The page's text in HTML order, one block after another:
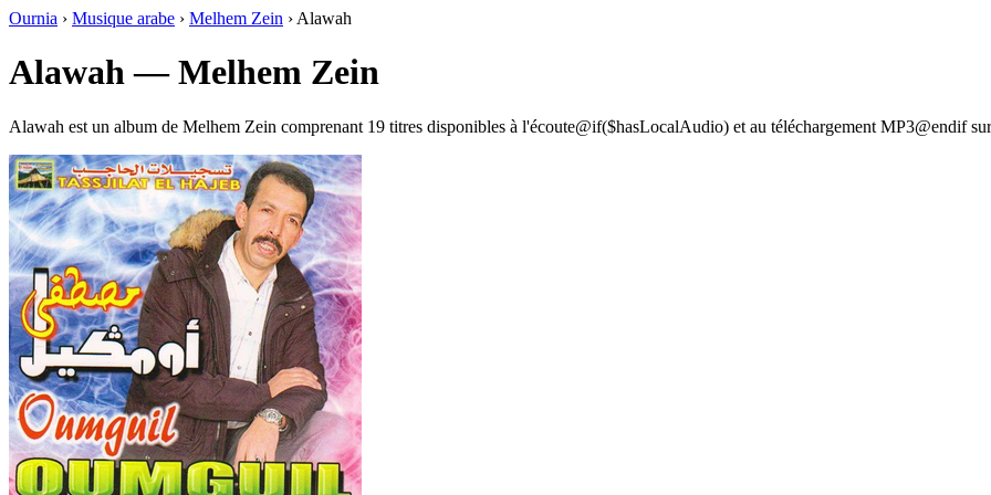
Ournia › Musique arabe › Melhem Zein › Alawah
Alawah — Melhem Zein
Alawah est un album de Melhem Zein comprenant 19 titres disponibles à l'écoute@if($hasLocalAudio) et au téléchargement MP3@endif